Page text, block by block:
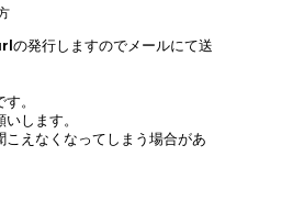
の発行しますのでメールにて送
。
します。
こえなくなってしまう場合があ